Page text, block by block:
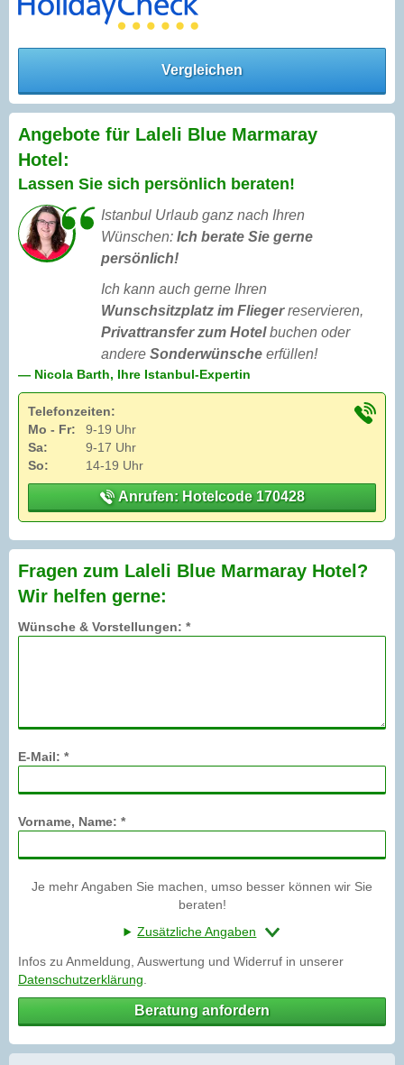
Vergleichen
Angebote für Laleli Blue Marmaray
Hotel:
Lassen Sie sich persönlich beraten!
Istanbul Urlaub ganz nach Ihren
Wünschen: Ich berate Sie gerne
persönlich!
Ich kann auch gerne Ihren
Wunschsitzplatz im Fliegerreservieren,
Privattransfer zum Hotelbuchen oder
andere Sonderwünsche erfüllen!
— Nicola Barth, Ihre Istanbul-Expertin
Telefonzeiten:
Mo - Fr:
9-19 Uhr
Sa:
9-17 Uhr
So:
14-19 Uhr
Anrufen: Hotelcode 170428
Fragen zum Laleli Blue Marmaray Hotel?
Wir helfen gerne:
Wünsche & Vorstellungen: *
E-Mail: *
Vorname, Name: *
Je mehr Angaben Sie machen, umso besser können wir Sie
beraten!
Zusätzliche Angaben
Infos zu Anmeldung, Auswertung und Widerruf in unserer
Datenschutzerklärung
Beratung anfordern